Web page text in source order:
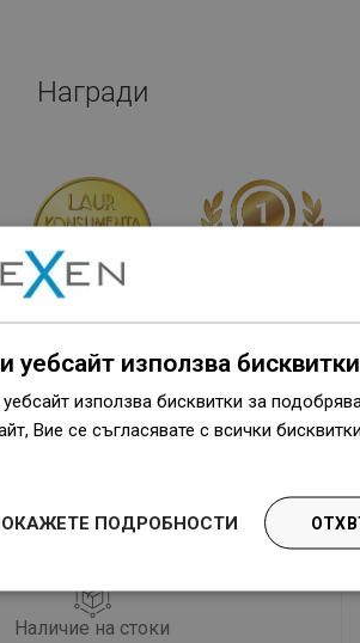
Награди
ПРОВЕРКА ПОВЕЧЕ
Наличие на стоки
уебсайт използва бисквитки
използва бисквитки за
Вие се съгласявате с всички
ПОДРОБНОСТИ